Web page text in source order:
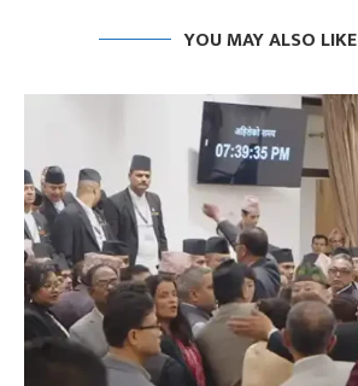
YOU MAY ALSO LIKE